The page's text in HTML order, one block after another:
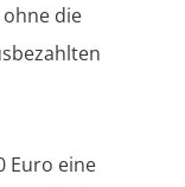
die
Euro eine